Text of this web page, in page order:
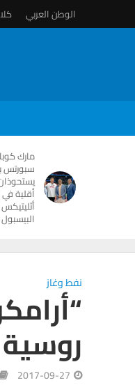
الوطن العربي
مارك
سبورتس
أقلية
نفط وغاز
2017-09-27